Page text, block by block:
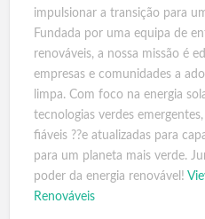
impulsionar a transição para
Fundada por uma equipa de
renováveis, a nossa missão é
empresas e comunidades a
limpa. Com foco na energia
tecnologias verdes
fiáveis ??e atualizadas para
para um planeta mais verde.
poder da energia renovável!
Renováveis